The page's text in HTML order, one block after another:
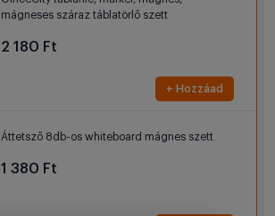
mágneses száraz táblatörlő szett
2 180 Ft
+ Hozzáad
Áttetsző 8db-os whiteboard mágnes szett
1 380 Ft